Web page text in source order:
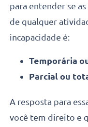
para entender se
de qualquer
incapacidade é:
Temporária
Parcial ou
A resposta para
você tem direito e